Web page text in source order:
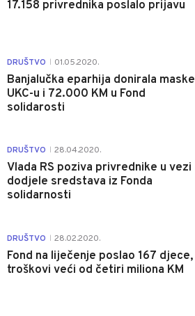
17.158 privrednika poslalo prijavu
DRUŠTVO 01.05.2020.
Banjalučka eparhija donirala maske
UKC-u i 72.000 KM u Fond
solidarosti
DRUŠTVO 28.04.2020.
Vlada RS poziva privrednike u vezi
dodjele sredstava iz Fonda
solidarnosti
DRUŠTVO 28.02.2020.
Fond na liječenje poslao 167 djece,
troškovi veći od četiri miliona KM